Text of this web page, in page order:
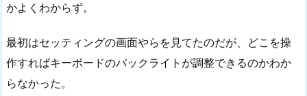
かよくわからず。
最初はセッティングの画面やらを見てたのだが、どこを操
作すればキーボードのバックライトが調整できるのかわか
らなかった。